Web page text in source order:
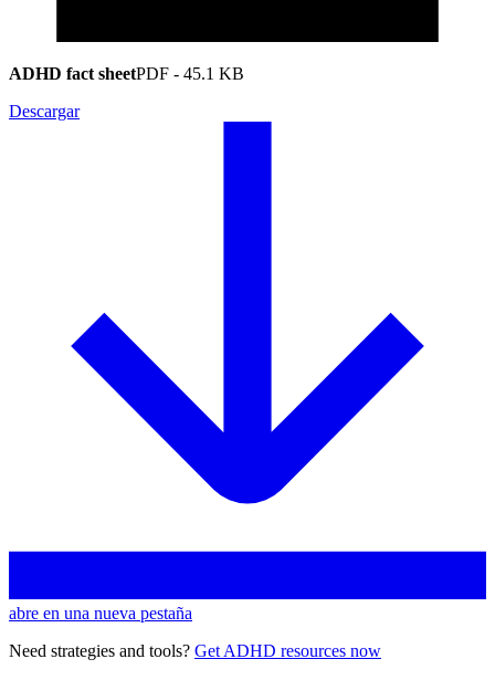
ADHD fact sheetPDF - 45.1 KB
Descargar
abre en una nueva pestaña
Need strategies and tools? Get ADHD resources now